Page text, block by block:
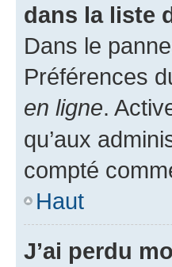
dans la liste
Dans le
Préférences
en ligne.
qu’aux
compté
Haut
J’ai perdu